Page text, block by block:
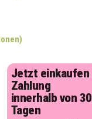
Jetzt einkaufen
Zahlung
innerhalb von 30
Tagen